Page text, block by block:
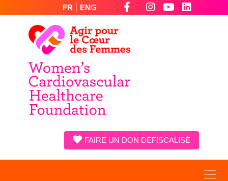
FR ENG
FAIRE UN DON DÉFISCALISÉ